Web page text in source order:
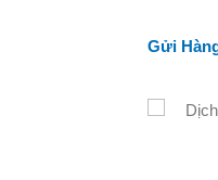
Gửi